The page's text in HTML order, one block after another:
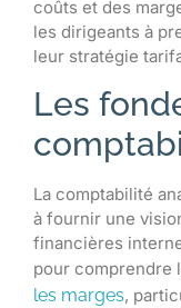
coûts et des
les dirigeants à
leur stratégie
Les
La comptabilité
à fournir une
financières
pour comprendre
les marges,